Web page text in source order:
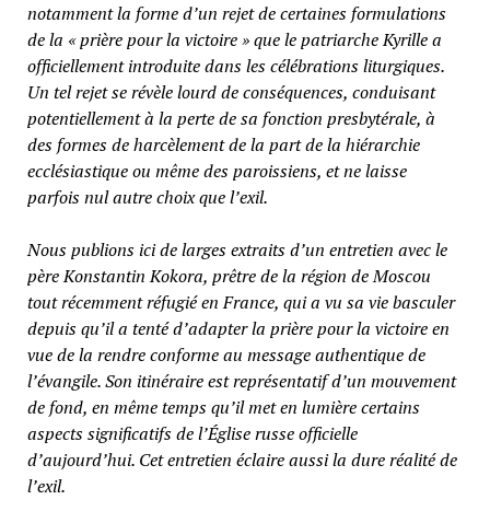
notamment la forme d’un rejet de certaines formulations
de la « prière pour la victoire » que le patriarche Kyrille a
officiellement introduite dans les célébrations liturgiques.
Un tel rejet se révèle lourd de conséquences, conduisant
potentiellement à la perte de sa fonction presbytérale, à
des formes de harcèlement de la part de la hiérarchie
ecclésiastique ou même des paroissiens, et ne laisse
parfois nul autre choix que l’exil.
Nous publions ici de larges extraits d’un entretien avec le
père Konstantin Kokora, prêtre de la région de Moscou
tout récemment réfugié en France, qui a vu sa vie basculer
depuis qu’il a tenté d’adapter la prière pour la victoire en
vue de la rendre conforme au message authentique de
l’évangile. Son itinéraire est représentatif d’un mouvement
de fond, en même temps qu’il met en lumière certains
aspects significatifs de l’Église russe officielle
d’aujourd’hui. Cet entretien éclaire aussi la dure réalité de
l’exil.